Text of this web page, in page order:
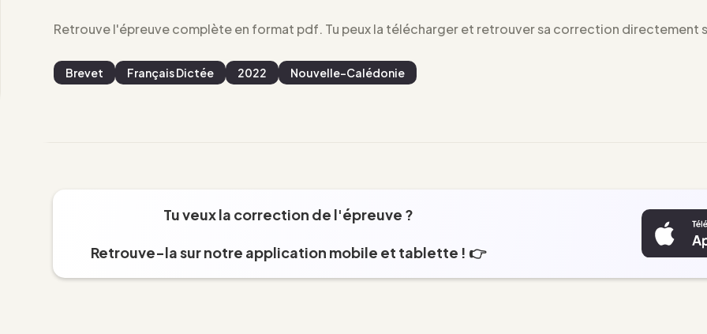
Retrouve l'épreuve complète en format pdf. Tu peux la télécharger et retrouver sa correction directement
Brevet Français Dictée 2022 Nouvelle-Calédonie
Tu veux la correction de l'épreuve ?
Retrouve-la sur notre application mobile et tablette ! 👉